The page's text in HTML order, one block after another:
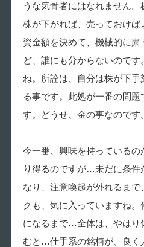
うな気骨者にはなれません
株が下がれば、売っておけ
資金額を決めて、機械的に
ど、誰にも分からないので
ね。所詮は、自分は株が下
る事です。此処が一番の問
す。どうせ、金の事なので
今一番、興味を持っている
り得るのですが…未だに条件
なり、注意喚起が外れるま
クも、気に入っていますね
になるまで…全体は、やはり
むと…仕手系の銘柄が、良く